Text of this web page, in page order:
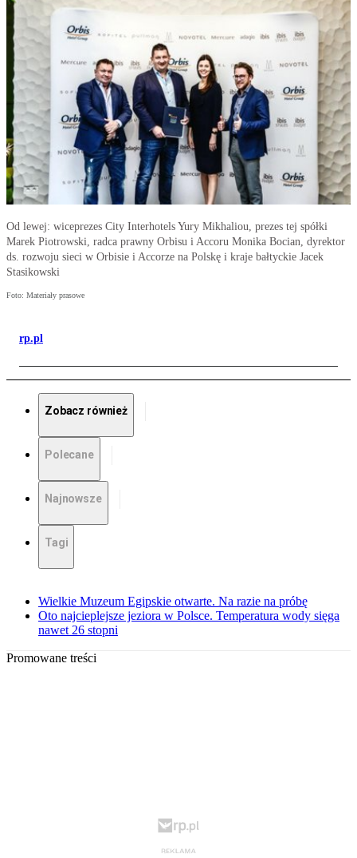
Od lewej: wiceprezes City Interhotels Yury Mikhaliou, prezes tej spółki
Marek Piotrowski, radca prawny Orbisu i Accoru Monika Bocian, dyrektor
ds. rozwoju sieci w Orbisie i Accorze na Polskę i kraje bałtyckie Jacek
Stasikowski
Foto: Materiały prasowe
rp.pl
Zobacz również
Polecane
Najnowsze
Tagi
Wielkie Muzeum Egipskie otwarte. Na razie na próbę
Oto najcieplejsze jeziora w Polsce. Temperatura wody sięga
nawet 26 stopni
Promowane treści